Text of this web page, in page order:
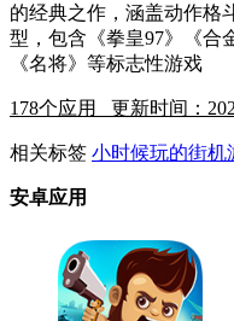
的经典之作​​，涵盖动作格
型，包含《拳皇97》《合
《名将》等标志性游戏
178个应用 更新时间：
相关标签 小时候玩的街机
安卓应用